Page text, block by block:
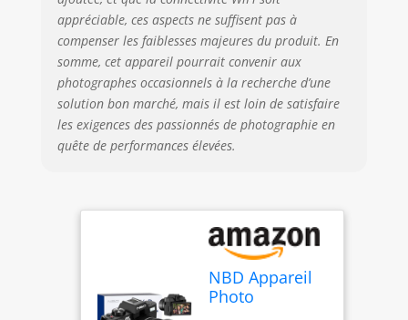
amovible de 52
mm et d'une
macro, cette
caméra 4K est
parfaite pour
enregistrer de
grandes scènes et
des gros plans. Le
120 degrés et offre
une perspective
plus large, tandis
que la macro
capture des gros
appréciable, ces aspects ne suffisent pas à
compenser les faiblesses majeures du produit. En
somme, cet appareil pourrait convenir aux
photographes occasionnels à la recherche d’une
solution bon marché, mais il est loin de satisfaire
les exigences des passionnés de photographie en
quête de performances élevées.
NBD Appareil
Photo